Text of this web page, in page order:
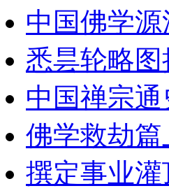
中国佛学
悉昙轮略图
中国禅宗
佛学救劫篇
撰定事业